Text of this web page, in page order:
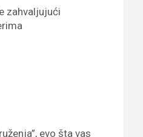
zahvaljujući
evo šta vas